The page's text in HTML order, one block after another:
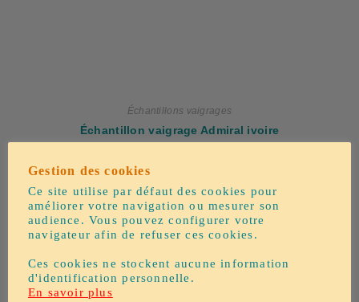
Échantillons vaigrages
Échantillon vaigrage Admiral ivoire
Ajouter au panier
Gestion des cookies
Ce site utilise par défaut des cookies pour
améliorer votre navigation ou mesurer son
audience. Vous pouvez configurer votre
navigateur afin de refuser ces cookies.
Ces cookies ne stockent aucune information
d'identification personnelle.
En savoir plus